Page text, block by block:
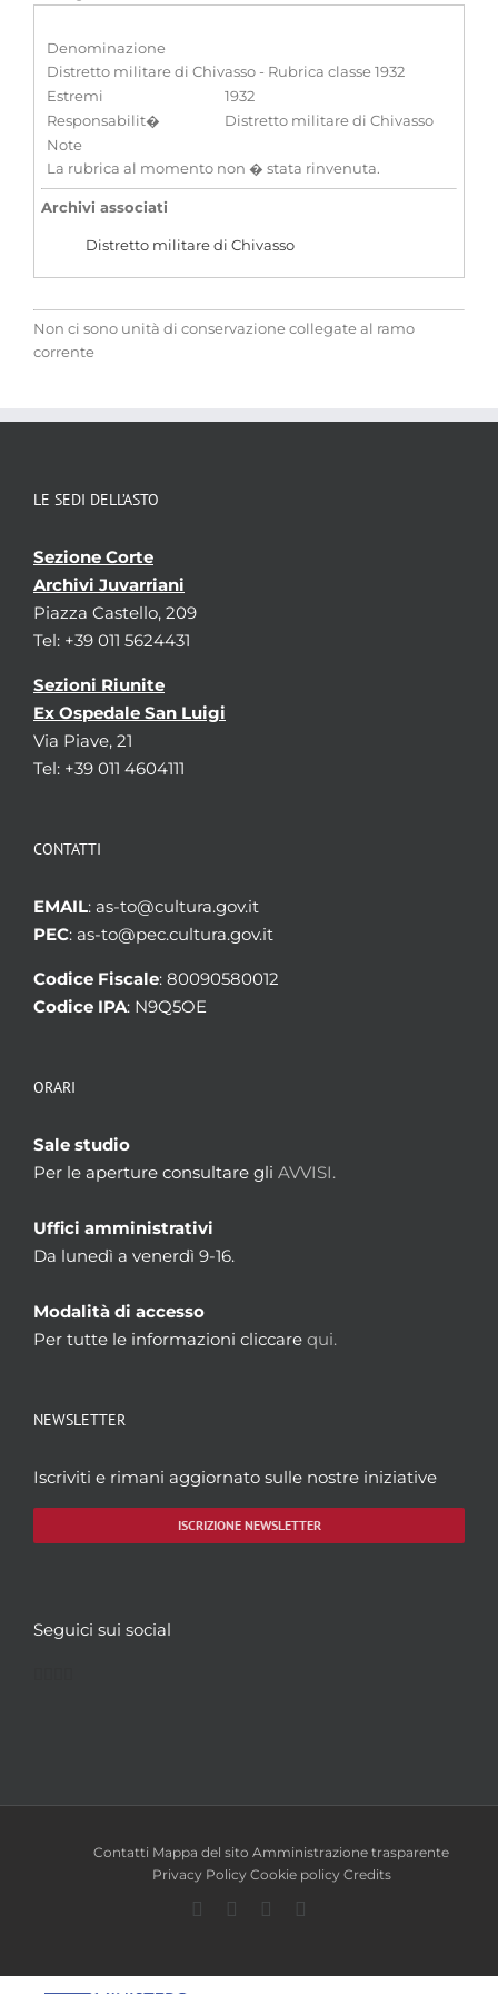
Denominazione
Distretto militare di Chivasso - Rubrica classe 1932
Estremi
1932
Responsabilit�
Distretto militare di Chivasso
Note
La rubrica al momento non � stata rinvenuta.
Archivi associati
Distretto militare di Chivasso
Non ci sono unità di conservazione collegate al ramo
corrente
LE SEDI DELL’ASTO
Sezione Corte
Archivi Juvarriani
Piazza Castello, 209
Tel: +39 011 5624431
Sezioni Riunite
Ex Ospedale San Luigi
Via Piave, 21
Tel: +39 011 4604111
CONTATTI
EMAIL: as-to@cultura.gov.it
PEC: as-to@pec.cultura.gov.it
Codice Fiscale: 80090580012
Codice IPA: N9Q5OE
ORARI
Sale studio
Per le aperture consultare gli AVVISI.
Uffici amministrativi
Da lunedì a venerdì 9-16.
Modalità di accesso
Per tutte le informazioni cliccare qui.
NEWSLETTER
Iscriviti e rimani aggiornato sulle nostre iniziative
ISCRIZIONE NEWSLETTER
Seguici sui social
Contatti Mappa del sito Amministrazione trasparente
Privacy Policy Cookie policy Credits
Facebook
TwitterYouTube